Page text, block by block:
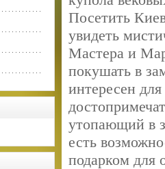
Посетить
увидеть
Мастера и
покушать в
интересен
утопающий в
есть
подарком для